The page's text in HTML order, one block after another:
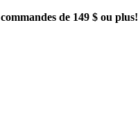
de 149 $ ou plus!